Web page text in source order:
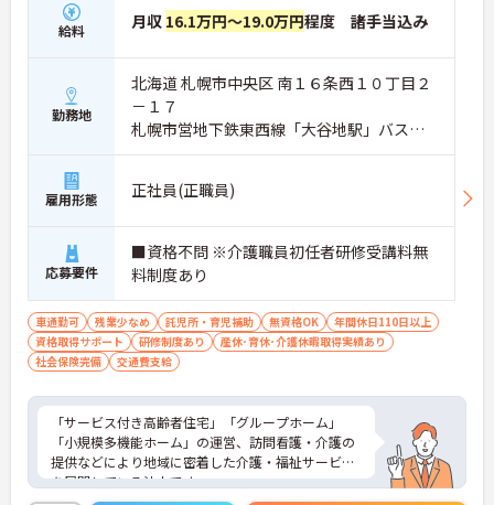
給料 月収 16.1万円～19.0万円程度 諸手当込み
勤務地
北海道 札幌市中央区 南１６条西１０丁目２
－１７
札幌市営地下鉄東西線「大谷地駅」バス・
車15分
雇用形態 正社員(正職員)
応募要件
■資格不問 ※介護職員初任者研修受講料無
料制度あり
車通勤可 残業少なめ 託児所・育児補助 無資格OK
年間休日110日以上
資格取得サポート
研修制度あり
産休･育休･介護休暇取得実績あり
社会保険完備
交通費支給
「サービス付き高齢者住宅」「グループホーム」
「小規模多機能ホーム」の運営、訪問看護・介護の
提供などにより地域に密着した介護・福祉サービス
を展開している法人です。